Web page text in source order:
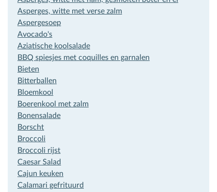
Asperges, witte met verse zalm
Aspergesoep
Avocado's
Aziatische koolsalade
BBQ spiesjes met coquilles en garnalen
Bieten
Bitterballen
Bloemkool
Boerenkool met zalm
Bonensalade
Borscht
Broccoli
Broccoli rijst
Caesar Salad
Cajun keuken
Calamari gefrituurd